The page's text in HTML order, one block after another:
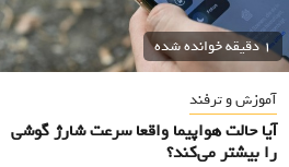
1 دقیقه خوانده شده
آموزش و ترفند
آیا حالت هواپیما واقعا سرعت شارژ گوشی
را بیشتر می‌کند؟